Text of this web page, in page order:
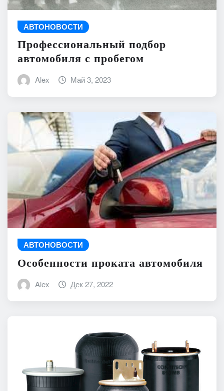
АВТОНОВОСТИ
Профессиональный подбор
автомобиля с пробегом
Alex Май 3, 2023
АВТОНОВОСТИ
Особенности проката автомобиля
Alex Дек 27, 2022